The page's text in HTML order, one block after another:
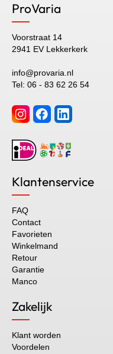
ProVaria
Voorstraat 14
2941 EV Lekkerkerk
info@provaria.nl
Tel: 06 - 83 62 26 54
Klantenservice
FAQ
Contact
Favorieten
Winkelmand
Retour
Garantie
Manco
Zakelijk
Klant worden
Voordelen